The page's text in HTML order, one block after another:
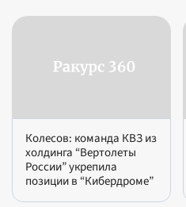
Колесов: команда КВЗ из
холдинга “Вертолеты
России” укрепила
позиции в “Кибердроме”